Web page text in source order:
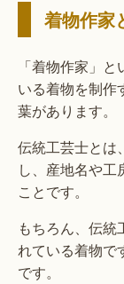
着物作家
「着物作家」
いる着物を制作
葉があります。
伝統工芸士とは
し、産地名や
ことです。
もちろん、伝統
れている着物で
です。